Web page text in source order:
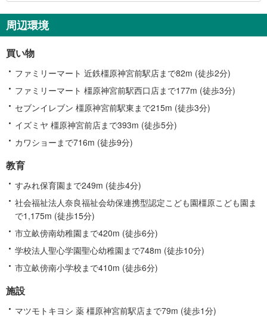
す
る
報
周辺環境
買い物
ファミリーマート 近鉄橿原神宮前駅店まで82m (徒歩2分)
ファミリーマート 橿原神宮前駅西口店まで177m (徒歩3分)
セブンイレブン 橿原神宮前駅東まで215m (徒歩3分)
イズミヤ 橿原神宮前店まで393m (徒歩5分)
カワショーまで716m (徒歩9分)
教育
すみれ保育園まで249m (徒歩4分)
社会福祉法人奈良福祉会幼保連携型認定こども園橿原こども園ま
で1,175m (徒歩15分)
市立畝傍南幼稚園まで420m (徒歩6分)
学校法人聖心学園聖心幼稚園まで748m (徒歩10分)
市立畝傍南小学校まで410m (徒歩6分)
施設
マツモトキヨシ 薬 橿原神宮前駅店まで79m (徒歩1分)